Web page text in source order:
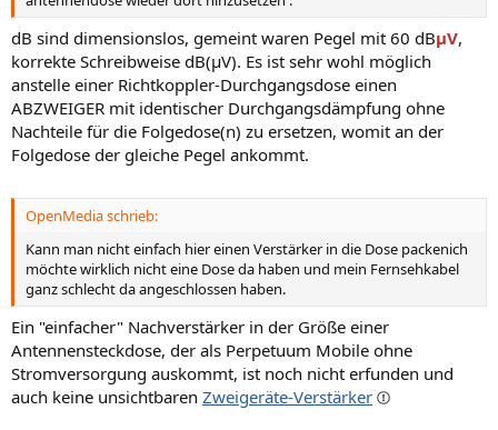
dB sind dimensionslos, gemeint waren Pegel mit 60 dBµV,
korrekte Schreibweise dB(µV). Es ist sehr wohl möglich
anstelle einer Richtkoppler-Durchgangsdose einen
ABZWEIGER mit identischer Durchgangsdämpfung ohne
Nachteile für die Folgedose(n) zu ersetzen, womit an der
Folgedose der gleiche Pegel ankommt.
OpenMedia schrieb:
Kann man nicht einfach hier einen Verstärker in die Dose packenich
möchte wirklich nicht eine Dose da haben und mein Fernsehkabel
ganz schlecht da angeschlossen haben.
Ein "einfacher" Nachverstärker in der Größe einer
Antennensteckdose, der als Perpetuum Mobile ohne
Stromversorgung auskommt, ist noch nicht erfunden und
auch keine unsichtbaren Zweigeräte-Verstärker